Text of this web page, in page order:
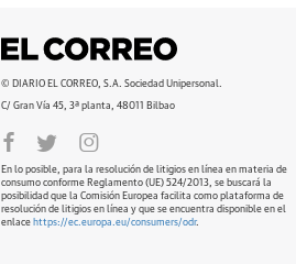
© DIARIO EL CORREO, S.A. Sociedad Unipersonal.
C/ Gran Vía 45, 3ª planta, 48011 Bilbao
En lo posible, para la resolución de litigios en línea en materia de
consumo conforme Reglamento (UE) 524/2013, se buscará la
posibilidad que la Comisión Europea facilita como plataforma de
resolución de litigios en línea y que se encuentra disponible en el
enlace https://ec.europa.eu/consumers/odr.